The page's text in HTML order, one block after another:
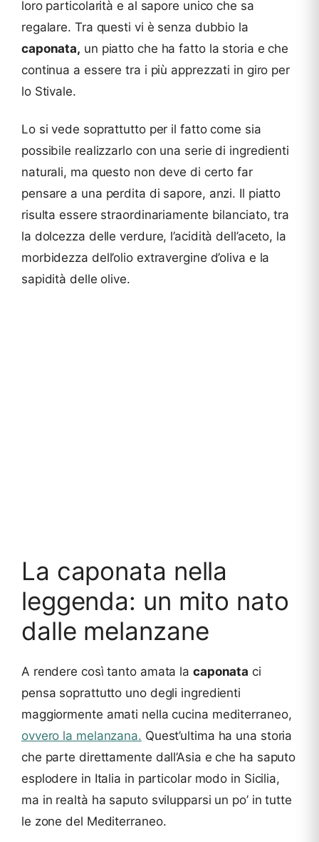
loro particolarità e al sapore unico che sa
regalare. Tra questi vi è senza dubbio la
caponata, un piatto che ha fatto la storia e che
continua a essere tra i più apprezzati in giro per
lo Stivale.
Lo si vede soprattutto per il fatto come sia
possibile realizzarlo con una serie di ingredienti
naturali, ma questo non deve di certo far
pensare a una perdita di sapore, anzi. Il piatto
risulta essere straordinariamente bilanciato, tra
la dolcezza delle verdure, l’acidità dell’aceto, la
morbidezza dell’olio extravergine d’oliva e la
sapidità delle olive.
La caponata nella
leggenda: un mito nato
dalle melanzane
A rendere così tanto amata la caponata ci
pensa soprattutto uno degli ingredienti
maggiormente amati nella cucina mediterraneo,
ovvero la melanzana. Quest’ultima ha una storia
che parte direttamente dall’Asia e che ha saputo
esplodere in Italia in particolar modo in Sicilia,
ma in realtà ha saputo svilupparsi un po’ in tutte
le zone del Mediterraneo.